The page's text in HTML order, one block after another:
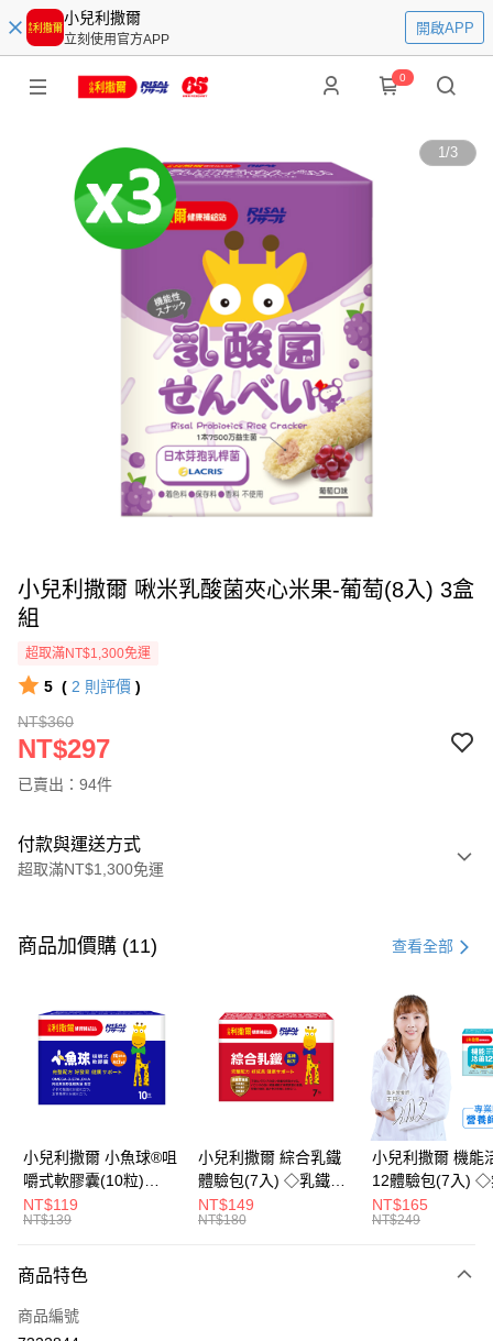
小兒利撒爾
立刻使用官方APP
開啟APP
0
1/3
小兒利撒爾 啾米乳酸菌夾心米果-葡萄(8入) 3盒
組
超取滿NT$1,300免運
5 ( 2 則評價 )
NT$360
NT$297
已賣出：94件
付款與運送方式
超取滿NT$1,300免運
信用卡一次付款
LINE Pay
Apple Pay
街口支付
悠遊付
Google Pay
全盈+PAY
大哥付你分期
【大哥付你分期使用說明】
AFTEE先享後付
商品加價購 (11) 查看全部
小兒利撒爾 小魚球®咀
嚼式軟膠囊(10粒)
◇OMEGA-
3(EPA+DHA)+rTG型魚
NT$119
NT$139
小兒利撒爾 綜合乳鐵
體驗包(7入) ◇乳鐵蛋
白+藻精蛋白+DHA藻
油+專利大豆卵磷脂 成
NT$149
NT$180
小兒利撒爾 機能
12體驗包(7入) ◇
糖添加◇
NT$165
NT$249
商品特色
商品編號